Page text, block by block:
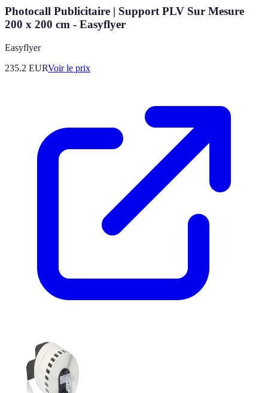
Photocall Publicitaire | Support PLV Sur Mesure
200 x 200 cm - Easyflyer
Easyflyer
235.2 EURVoir le prix